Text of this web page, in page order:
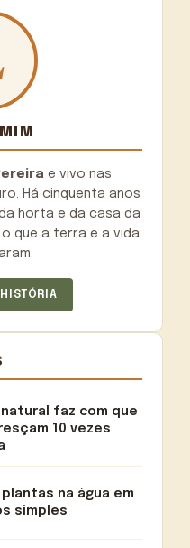
e vivo nas
Há cinquenta anos
horta e da casa da
que a terra e a vida
faz com que
10 vezes
na água em
simples